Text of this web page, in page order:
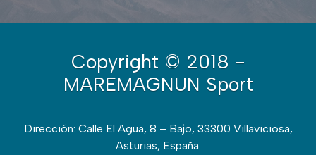
Copyright © 2018 -
MAREMAGNUN Sport
Dirección: Calle El Agua, 8 – Bajo, 33300 Villaviciosa,
Asturias, España.